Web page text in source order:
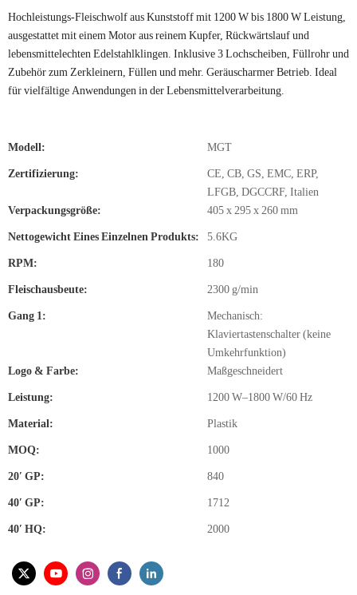
Hochleistungs-Fleischwolf aus Kunststoff mit 1200 W bis 1800 W Leistung,
ausgestattet mit einem Motor aus reinem Kupfer, Rückwärtslauf und
lebensmittelechten Edelstahlklingen. Inklusive 3 Lochscheiben, Füllrohr und
Zubehör zum Zerkleinern, Füllen und mehr. Geräuscharmer Betrieb. Ideal
für vielfältige Anwendungen in der Lebensmittelverarbeitung.
Modell: MGT
Zertifizierung:
CE, CB, GS, EMC, ERP,
LFGB, DGCCRF, Italien
Verpackungsgröße:
405 x 295 x 260 mm
Nettogewicht Eines Einzelnen Produkts: 5.6KG
RPM: 180
Fleischausbeute: 2300 g/min
Gang 1:
Mechanisch:
Klaviertastenschalter (keine
Umkehrfunktion)
Logo & Farbe:
Maßgeschneidert
Leistung: 1200 W–1800 W/60 Hz
Material: Plastik
MOQ: 1000
20′ GP: 840
40′ GP: 1712
40′ HQ: 2000